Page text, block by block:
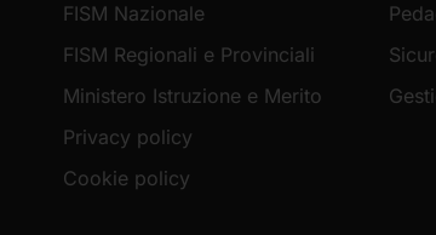
FISM Nazionale
FISM Regionali e Provinciali
Ministero Istruzione e Merito
Privacy policy
Cookie policy